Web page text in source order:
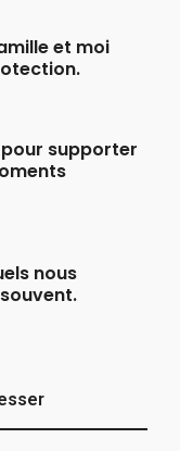
et moi
supporter
nous